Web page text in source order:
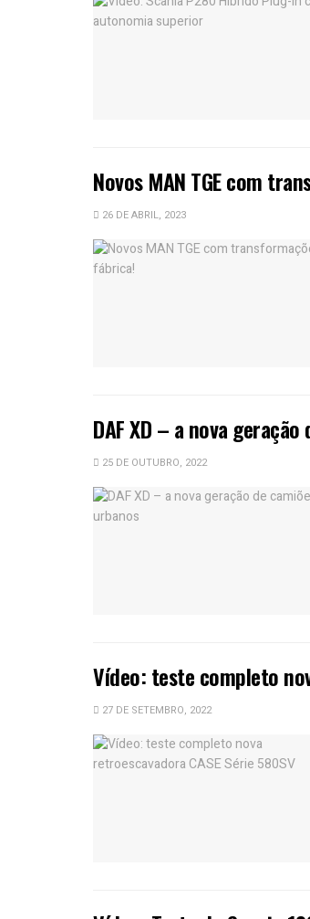
Novos MAN TGE com
26 DE ABRIL, 2023
DAF XD – a nova
25 DE OUTUBRO, 2022
Vídeo: teste completo
27 DE SETEMBRO, 2022